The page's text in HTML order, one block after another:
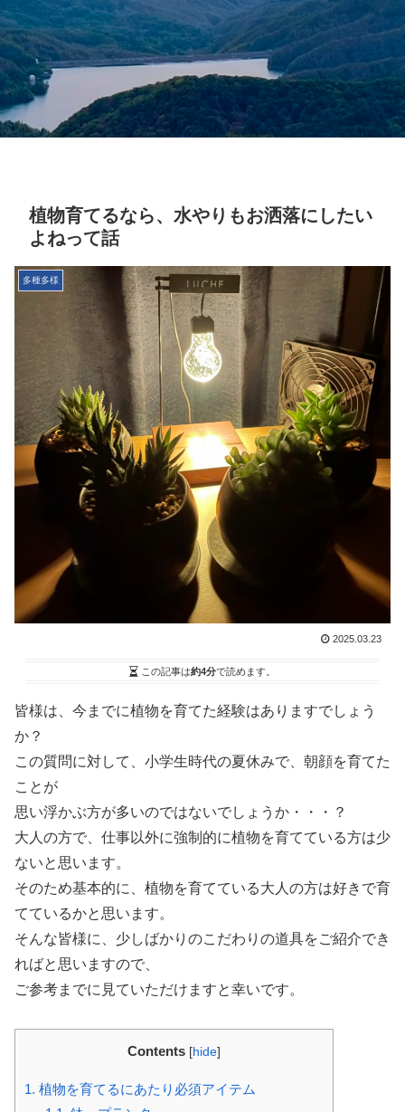
植物育てるなら、水やりもお洒落にしたい
よねって話
多種多様
2025.03.23
この記事は約4分で読めます。
皆様は、今までに植物を育てた経験はありますでしょう
か？
この質問に対して、小学生時代の夏休みで、朝顔を育てた
ことが
思い浮かぶ方が多いのではないでしょうか・・・？
大人の方で、仕事以外に強制的に植物を育てている方は少
ないと思います。
そのため基本的に、植物を育てている大人の方は好きで育
てているかと思います。
そんな皆様に、少しばかりのこだわりの道具をご紹介でき
ればと思いますので、
ご参考までに見ていただけますと幸いです。
Contents [hide]
1. 植物を育てるにあたり必須アイテム